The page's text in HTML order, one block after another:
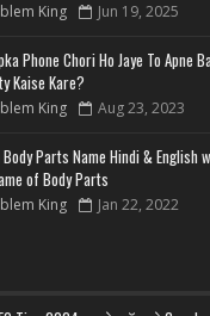
King Jun 19, 2025
Phone Chori Ho Jaye To Apne
Kaise Kare?
King Aug 23, 2023
Body Parts Name Hindi &
of Body Parts
King Jan 22, 2022